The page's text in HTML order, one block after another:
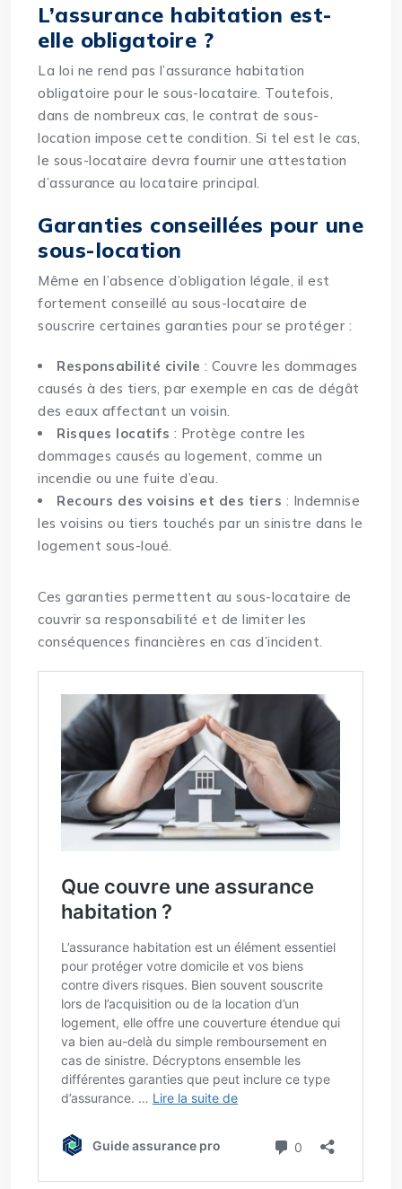
L’assurance habitation est-
elle obligatoire ?
La loi ne rend pas l’assurance habitation
obligatoire pour le sous-locataire. Toutefois,
dans de nombreux cas, le contrat de sous-
location impose cette condition. Si tel est le cas,
le sous-locataire devra fournir une attestation
d’assurance au locataire principal.
Garanties conseillées pour une
sous-location
Même en l’absence d’obligation légale, il est
fortement conseillé au sous-locataire de
souscrire certaines garanties pour se protéger :
Responsabilité civile : Couvre les dommages
causés à des tiers, par exemple en cas de dégât
des eaux affectant un voisin.
Risques locatifs : Protège contre les
dommages causés au logement, comme un
incendie ou une fuite d’eau.
Recours des voisins et des tiers : Indemnise
les voisins ou tiers touchés par un sinistre dans le
logement sous-loué.
Ces garanties permettent au sous-locataire de
couvrir sa responsabilité et de limiter les
conséquences financières en cas d’incident.